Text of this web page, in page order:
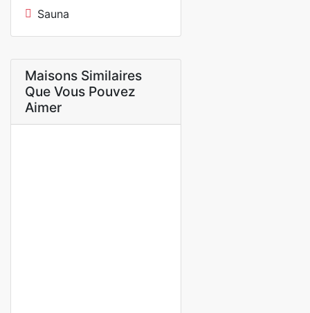
Sauna
Maisons Similaires
Que Vous Pouvez
Aimer